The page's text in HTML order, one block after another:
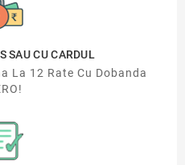
SAU CU CARDUL
La 12 Rate Cu Dobanda